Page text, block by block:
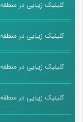
کلینیک زیبایی در منطقه 9
کلینیک زیبایی در منطقه 10
کلینیک زیبایی در منطقه 11
کلینیک زیبایی در منطقه 12